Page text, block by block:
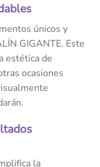
únicos y
GIGANTE. Este
estética de
ocasiones
la